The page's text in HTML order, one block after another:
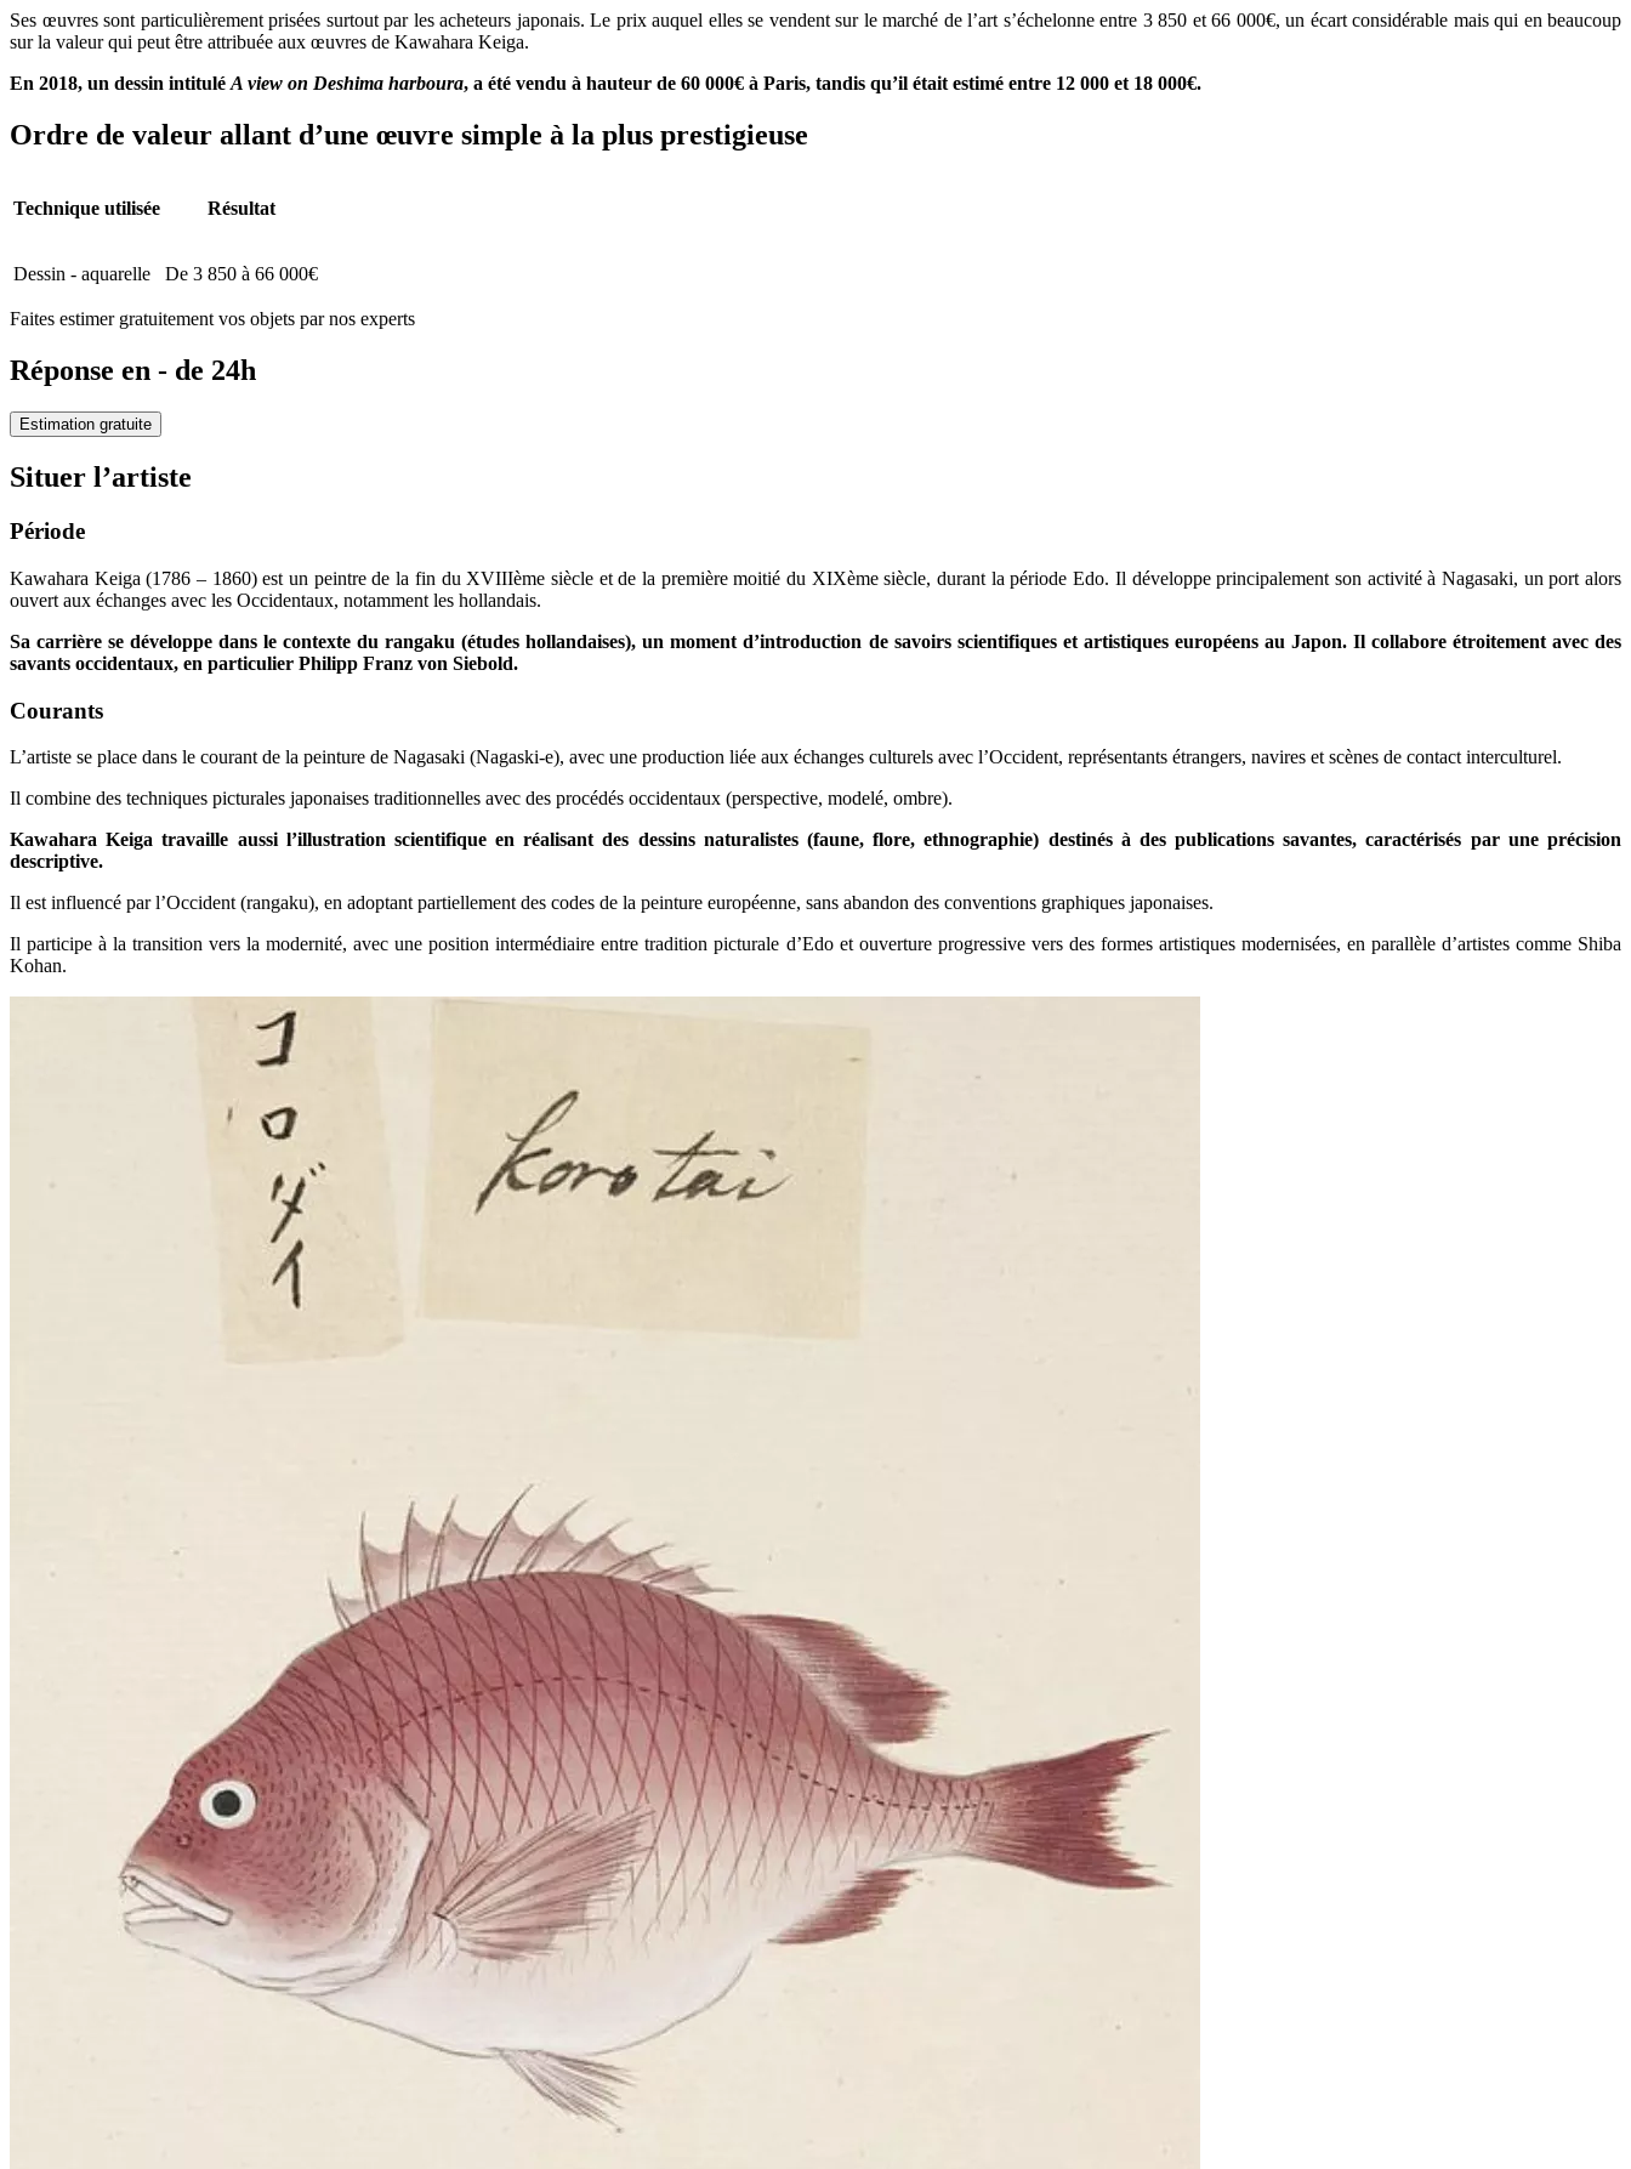
Ses œuvres sont particulièrement prisées surtout par les acheteurs japonais. Le prix auquel elles se vendent sur le marché de l’art s’échelonne entre 3 850 et 66 000€, un écart considérable mais qui en beaucoup
sur la valeur qui peut être attribuée aux œuvres de Kawahara Keiga.
En 2018, un dessin intitulé A view on Deshima harboura, a été vendu à hauteur de 60 000€ à Paris, tandis qu’il était estimé entre 12 000 et 18 000€.
Ordre de valeur allant d’une œuvre simple à la plus prestigieuse
Technique utilisée Résultat
Dessin - aquarelle De 3 850 à 66 000€
Faites estimer gratuitement vos objets par nos experts
Réponse en - de 24h
Estimation gratuite
Situer l’artiste
Période
Kawahara Keiga (1786 – 1860) est un peintre de la fin du XVIIIème siècle et de la première moitié du XIXème siècle, durant la période Edo. Il développe principalement son activité à Nagasaki, un port alors
ouvert aux échanges avec les Occidentaux, notamment les hollandais.
Sa carrière se développe dans le contexte du rangaku (études hollandaises), un moment d’introduction de savoirs scientifiques et artistiques européens au Japon. Il collabore étroitement avec des
savants occidentaux, en particulier Philipp Franz von Siebold.
Courants
L’artiste se place dans le courant de la peinture de Nagasaki (Nagaski-e), avec une production liée aux échanges culturels avec l’Occident, représentants étrangers, navires et scènes de contact interculturel.
Il combine des techniques picturales japonaises traditionnelles avec des procédés occidentaux (perspective, modelé, ombre).
Kawahara Keiga travaille aussi l’illustration scientifique en réalisant des dessins naturalistes (faune, flore, ethnographie) destinés à des publications savantes, caractérisés par une précision
descriptive.
Il est influencé par l’Occident (rangaku), en adoptant partiellement des codes de la peinture européenne, sans abandon des conventions graphiques japonaises.
Il participe à la transition vers la modernité, avec une position intermédiaire entre tradition picturale d’Edo et ouverture progressive vers des formes artistiques modernisées, en parallèle d’artistes comme Shiba
Kohan.